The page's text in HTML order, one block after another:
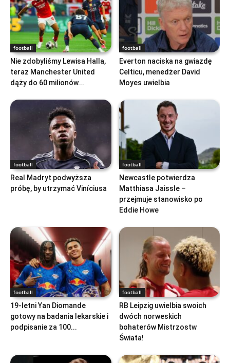
football
Nie zdobyliśmy Lewisa Halla,
teraz Manchester United
dąży do 60 milionów...
football
Everton naciska na gwiazdę
Celticu, menedżer David
Moyes uwielbia
football
Real Madryt podwyższa
próbę, by utrzymać Viníciusa
football
Newcastle potwierdza
Matthiasa Jaissle –
przejmuje stanowisko po
Eddie Howe
football
19-letni Yan Diomande
gotowy na badania lekarskie i
podpisanie za 100...
football
RB Leipzig uwielbia swoich
dwóch norweskich
bohaterów Mistrzostw
Świata!